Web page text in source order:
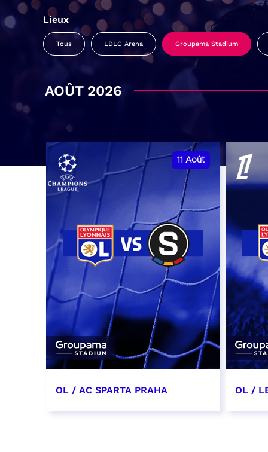
Lieux
Tous LDLC Arena Groupama Stadium
AOÛT 2026
11 Août
OL / AC SPARTA PRAHA OL /